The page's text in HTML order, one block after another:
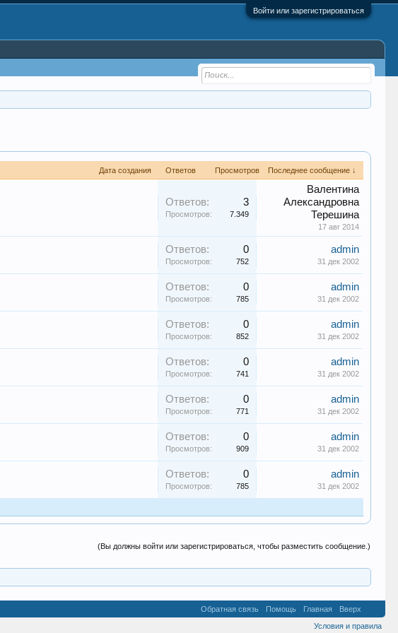
Войти или зарегистрироваться
Дата создания Ответов Просмотров Последнее сообщение ↓
Ответов: 3
Просмотров: 7.349
Валентина
Александровна
Терешина
17 авг 2014
Ответов: 0
Просмотров: 752
admin
31 дек 2002
Ответов: 0
Просмотров: 785
admin
31 дек 2002
Ответов: 0
Просмотров: 852
admin
31 дек 2002
Ответов: 0
Просмотров: 741
admin
31 дек 2002
Ответов: 0
Просмотров: 771
admin
31 дек 2002
Ответов: 0
Просмотров: 909
admin
31 дек 2002
Ответов: 0
Просмотров: 785
admin
31 дек 2002
(Вы должны войти или зарегистрироваться, чтобы разместить сообщение.)
Обратная связь Помощь Главная
Вверх
Условия и правила